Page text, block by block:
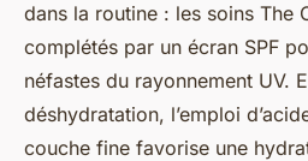
dans la routine : les soins The
complétés par un écran SPF
néfastes du rayonnement UV.
déshydratation, l’emploi
couche fine favorise une